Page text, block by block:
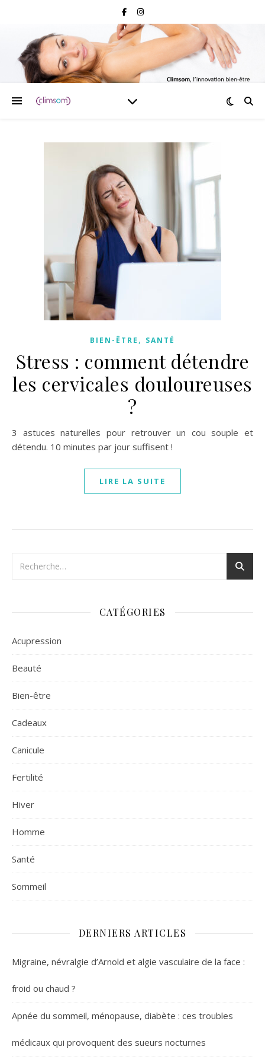
BIEN-ÊTRE , SANTÉ
Stress : comment détendre
les cervicales douloureuses
?
3 astuces naturelles pour retrouver un cou souple et
détendu. 10 minutes par jour suffisent !
LIRE LA SUITE
CATÉGORIES
Acupression
Beauté
Bien-être
Cadeaux
Canicule
Fertilité
Hiver
Homme
Santé
Sommeil
DERNIERS ARTICLES
Migraine, névralgie d’Arnold et algie vasculaire de la face :
froid ou chaud ?
Apnée du sommeil, ménopause, diabète : ces troubles
médicaux qui provoquent des sueurs nocturnes